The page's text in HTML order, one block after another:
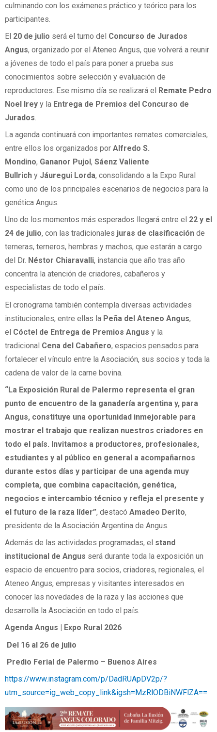
culminando con los exámenes práctico y teórico para los
participantes.
El 20 de julio será el turno del Concurso de Jurados
Angus, organizado por el Ateneo Angus, que volverá a reunir
a jóvenes de todo el país para poner a prueba sus
conocimientos sobre selección y evaluación de
reproductores. Ese mismo día se realizará el Remate Pedro
Noel Irey y la Entrega de Premios del Concurso de
Jurados.
La agenda continuará con importantes remates comerciales,
entre ellos los organizados por Alfredo S.
Mondino, Gananor Pujol , Sáenz Valiente
Bullrich y Jáuregui Lorda, consolidando a la Expo Rural
como uno de los principales escenarios de negocios para la
genética Angus.
Uno de los momentos más esperados llegará entre el 22 y el
24 de julio, con las tradicionales juras de clasificación de
terneras, terneros, hembras y machos, que estarán a cargo
del Dr. Néstor Chiaravalli, instancia que año tras año
concentra la atención de criadores, cabañeros y
especialistas de todo el país.
El cronograma también contempla diversas actividades
institucionales, entre ellas la Peña del Ateneo Angus,
el Cóctel de Entrega de Premios Angus y la
tradicional Cena del Cabañero, espacios pensados para
fortalecer el vínculo entre la Asociación, sus socios y toda la
cadena de valor de la carne bovina.
“La Exposición Rural de Palermo representa el gran
punto de encuentro de la ganadería argentina y, para
Angus, constituye una oportunidad inmejorable para
mostrar el trabajo que realizan nuestros criadores en
todo el país. Invitamos a productores, profesionales,
estudiantes y al público en general a acompañarnos
durante estos días y participar de una agenda muy
completa, que combina capacitación, genética,
negocios e intercambio técnico y refleja el presente y
el futuro de la raza líder”, destacó Amadeo Derito,
presidente de la Asociación Argentina de Angus.
Además de las actividades programadas, el stand
institucional de Angus será durante toda la exposición un
espacio de encuentro para socios, criadores, regionales, el
Ateneo Angus, empresas y visitantes interesados en
conocer las novedades de la raza y las acciones que
desarrolla la Asociación en todo el país.
Agenda Angus | Expo Rural 2026
Del 16 al 26 de julio
Predio Ferial de Palermo – Buenos Aires
https://www.instagram.com/p/DadRUApDV2p/?
utm_source=ig_web_copy_link&igsh=MzRlODBiNWFlZA==